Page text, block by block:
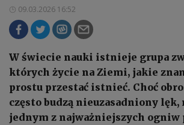
09.03.2026 16:52
W świecie nauki istnieje grupa
których życie na Ziemi, jakie
prostu przestać istnieć. Choć
często budzą nieuzasadniony lęk,
jednym z najważniejszych ogniw